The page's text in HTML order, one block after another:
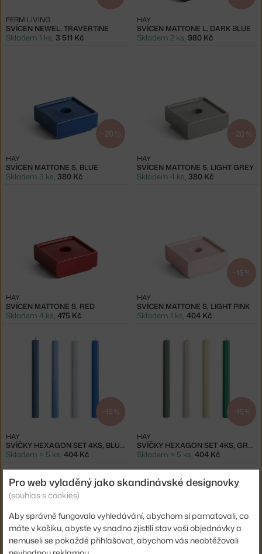
SVÍCEN NEWEL, TRAVERTINE
FERM LIVING
Skladem 1 ks, 3 511 Kč
SVÍCEN MATTONE L, DARK BLUE
HAY
Skladem 2 ks, 980 Kč
−20 %
SVÍCEN MATTONE S, BLUE
HAY
Skladem 3 ks, 380 Kč
−20 %
SVÍCEN MATTONE S, LIGHT GREY
HAY
Skladem 4 ks, 380 Kč
SVÍCEN MATTONE S, RED
HAY
Skladem 4 ks, 475 Kč
−15 %
SVÍCEN MATTONE S, LIGHT PINK
HAY
Skladem 1 ks, 404 Kč
−15 %
SVÍČKY HEXAGON SET 4KS, BLUES
HAY
Skladem > 5 ks, 404 Kč
−15 %
SVÍČKY HEXAGON SET 4KS, GREENS
HAY
Skladem > 5 ks, 404 Kč
Pro web vyladěný jako skandinávské designovky
(souhlas s cookies)
Aby správně fungovalo vyhledávání, abychom si pamatovali, co
máte v košíku, abyste vy snadno zjistili stav vaší objednávky a
nemuseli se pokaždé přihlašovat, abychom vás neobtěžovali